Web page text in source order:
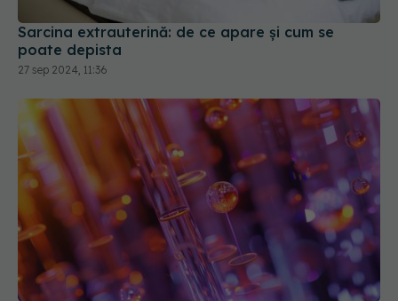
Sarcina extrauterină: de ce apare și cum se
poate depista
27 sep 2024, 11:36